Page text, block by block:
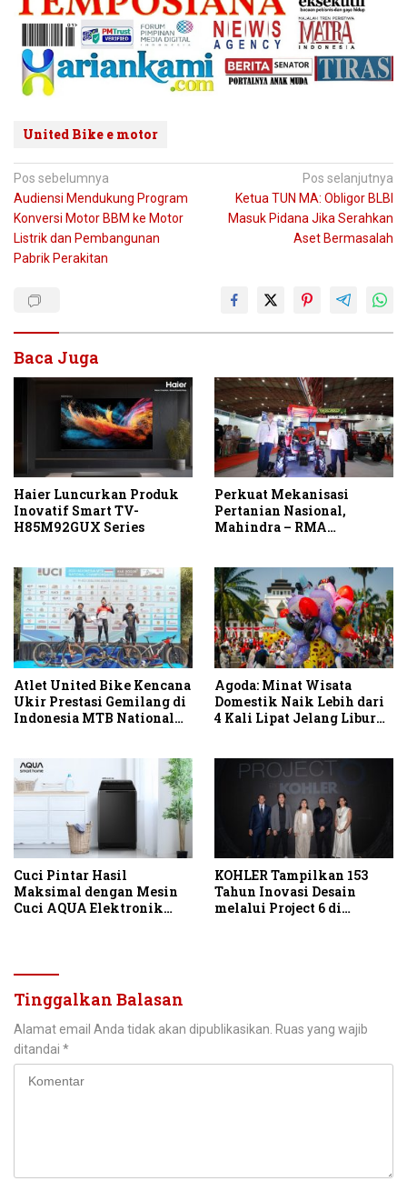
United Bike e motor
Navigasi
pos
Pos sebelumnya
Audiensi Mendukung Program
Konversi Motor BBM ke Motor
Listrik dan Pembangunan
Pabrik Perakitan
Pos selanjutnya
Ketua TUN MA: Obligor BLBI
Masuk Pidana Jika Serahkan
Aset Bermasalah
Baca Juga
Haier Luncurkan Produk
Inovatif Smart TV-
H85M92GUX Series
Perkuat Mekanisasi
Pertanian Nasional,
Mahindra – RMA
Tingkatkan Produktivitas
Petani Indonesia
Atlet United Bike Kencana
Ukir Prestasi Gemilang di
Indonesia MTB National
Agoda: Minat Wisata
Domestik Naik Lebih dari
4 Kali Lipat Jelang Libur
Cuci Pintar Hasil
Maksimal dengan Mesin
Cuci AQUA Elektronik
KOHLER Tampilkan 153
Tahun Inovasi Desain
melalui Project 6 di
Tinggalkan Balasan
Alamat email Anda tidak akan dipublikasikan. Ruas yang wajib
ditandai *